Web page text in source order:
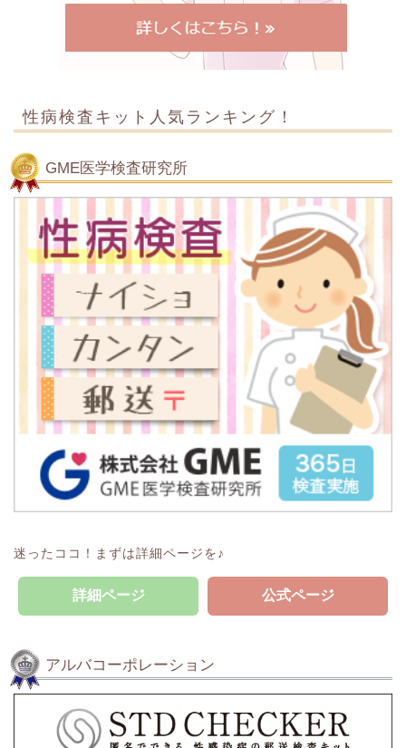
性病検査キット人気ランキング！
GME医学検査研究所
迷ったココ！まずは詳細ページを♪
詳細ページ 公式ページ
アルバコーポレーション